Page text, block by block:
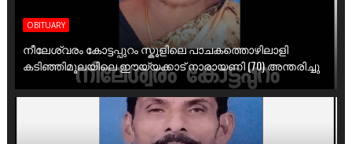
OBITUARY
നീലേശ്വരം കോട്ടപ്പുറം സ്കൂളിലെ പാചകത്തൊഴിലാളി
കടിഞ്ഞിമൂലയിലെ ഈയ്യക്കാട് നാരായണി (70) അന്തരിച്ചു